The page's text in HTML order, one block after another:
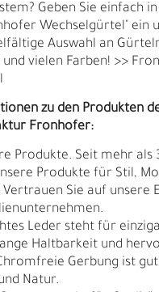
Geben Sie einfach in
Wechselgürtel" ein
Auswahl an
vielen Farben! >>
zu den Produkten
Fronhofer:
Produkte. Seit mehr als
Produkte für Stil,
Vertrauen Sie auf unsere
Leder steht für
Haltbarkeit und
Gerbung ist
Natur.